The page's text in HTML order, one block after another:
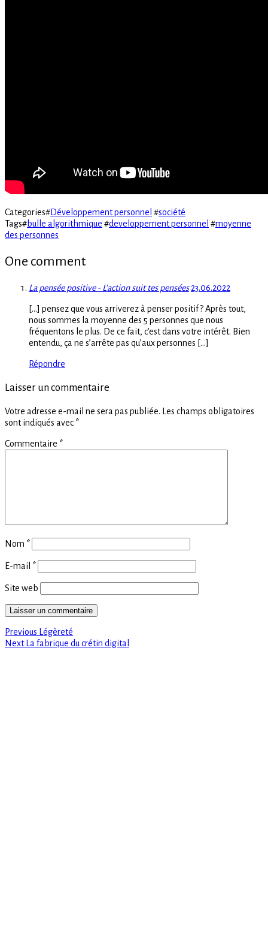
Categories#Développement personnel #société
Tags#bulle algorithmique #developpement personnel #moyenne
des personnes
One comment
La pensée positive - L'action suit tes pensées 23.06.2022
[…] pensez que vous arriverez à penser positif ? Après tout,
nous sommes la moyenne des 5 personnes que nous
fréquentons le plus. De ce fait, c’est dans votre intérêt. Bien
entendu, ça ne s’arrête pas qu’aux personnes […]
Répondre
Laisser un commentaire
Votre adresse e-mail ne sera pas publiée.
Les champs obligatoires
sont indiqués avec *
Commentaire *
Nom *
E-mail *
Site web
Navigation
de
Previous Previous
post:
Légèreté
Next Next
La fabrique du crétin digital